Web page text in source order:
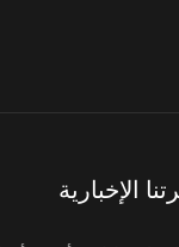
الإخبارية